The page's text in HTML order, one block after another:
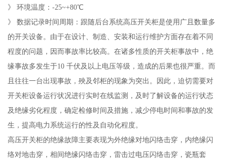
》 环境温度：-25~+80℃
》 数据记录时间周期：跟随后台系统高压开关柜是使用广且数量多
的开关设备。由于在设计、制造、安装和运行维护方面存在着不同
程度的问题，因而事故率比较高。在诸多性质的开关柜事故中，绝
缘事故多发生于10 千伏及以上电压等级，造成的后果也很严重。而
且往往一台出现事故，殃及邻柜的现象为突出。因此，迫切需要对
开关柜设备运行状况进行实时在线监测，及时了解设备的运行状态
及绝缘劣化程度，确定检修时间及措施，减少停电时间和事故的发
生，提高电力系统运行的性及自动化程度。
高压开关柜的绝缘故障主要表现为外绝缘对地闪络击穿，内绝缘闪
络对地击穿，相间绝缘闪络击穿，雷击过电压闪络击穿，瓷瓶套